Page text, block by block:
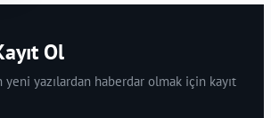
Ol
yeni yazılardan haberdar olmak için kayıt